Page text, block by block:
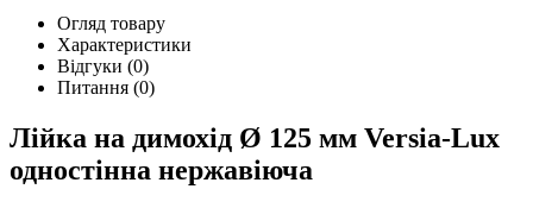
Огляд товару
Характеристики
Відгуки (0)
Питання (0)
Лійка на димохід Ø 125 мм Versia-Lux
одностінна нержавіюча